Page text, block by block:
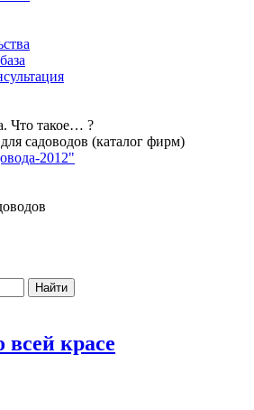
Что такое… ?
садоводов (каталог фирм)
2012"
Найти
красе